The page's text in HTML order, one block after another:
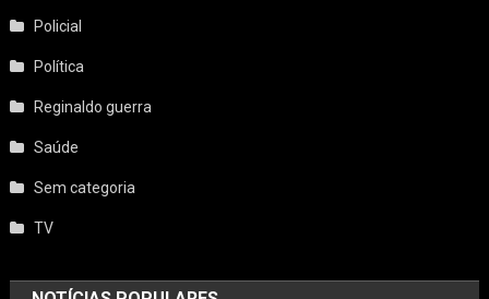
Policial
Política
Reginaldo guerra
Saúde
Sem categoria
TV